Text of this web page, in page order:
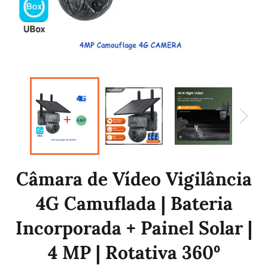
Câmara de Vídeo Vigilância
4G Camuflada | Bateria
Incorporada + Painel Solar |
4 MP | Rotativa 360º